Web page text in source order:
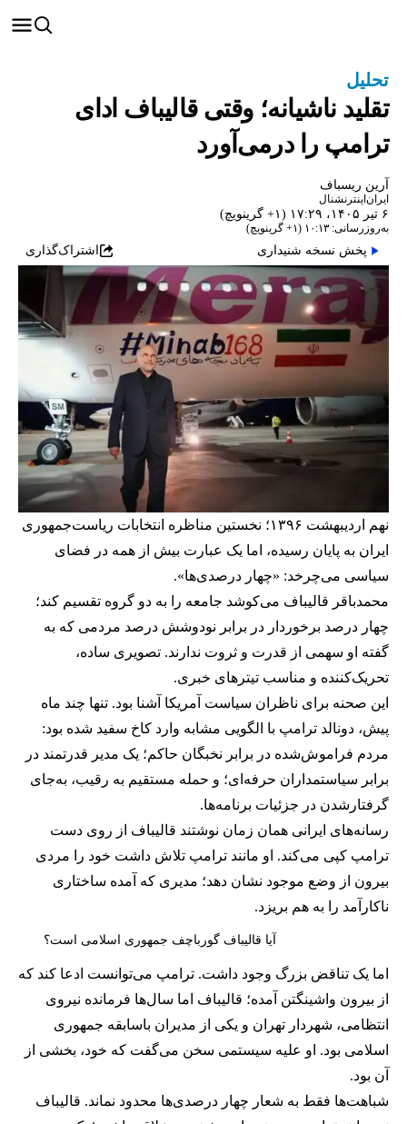
تحلیل
تقلید ناشیانه؛ وقتی قالیباف ادای
ترامپ را درمی‌آورد
آرین ریسباف
ایران‌اینترنشنال
۶ تیر ۱۴۰۵، ۱۷:۲۹ (‎+۱ گرینویچ)
به‌روزرسانی: ۱۰:۱۳ (‎+۱ گرینویچ)
پخش نسخه شنیداری اشتراک‌گذاری
نهم اردیبهشت ۱۳۹۶؛ نخستین مناظره انتخابات ریاست‌جمهوری
ایران به پایان رسیده، اما یک عبارت بیش از همه در فضای
سیاسی می‌چرخد: «چهار درصدی‌ها».
محمدباقر قالیباف می‌کوشد جامعه را به دو گروه تقسیم کند؛
چهار درصد برخوردار در برابر نودوشش درصد مردمی که به
گفته او سهمی از قدرت و ثروت ندارند. تصویری ساده،
تحریک‌کننده و مناسب تیترهای خبری.
این صحنه برای ناظران سیاست آمریکا آشنا بود. تنها چند ماه
پیش، دونالد ترامپ با الگویی مشابه وارد کاخ سفید شده بود:
مردم فراموش‌شده در برابر نخبگان حاکم؛ یک مدیر قدرتمند در
برابر سیاستمداران حرفه‌ای؛ و حمله مستقیم به رقیب، به‌جای
گرفتارشدن در جزئیات برنامه‌ها.
رسانه‌های ایرانی همان زمان نوشتند قالیباف از روی دست
ترامپ کپی می‌کند. او مانند ترامپ تلاش داشت خود را مردی
بیرون از وضع موجود نشان دهد؛ مدیری که آمده ساختاری
ناکارآمد را به هم بریزد.
آیا قالیباف گورباچف جمهوری اسلامی است؟
اما یک تناقض بزرگ وجود داشت. ترامپ می‌توانست ادعا کند که
از بیرون واشینگتن آمده؛ قالیباف اما سال‌ها فرمانده نیروی
انتظامی، شهردار تهران و یکی از مدیران باسابقه جمهوری
اسلامی بود. او علیه سیستمی سخن می‌گفت که خود، بخشی از
آن بود.
شباهت‌ها فقط به شعار چهار درصدی‌ها محدود نماند. قالیباف